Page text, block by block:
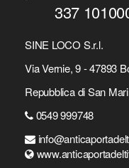
337
SINE LOCO S.r.l.
Via Vernie, 9 - 47893
Repubblica di San
0549 999748